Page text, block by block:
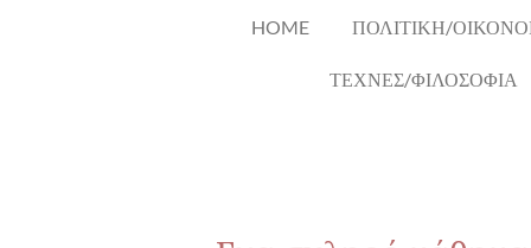
HOME ΠΟΛΙΤΙΚΗ/
ΤΕΧΝΕΣ/ΦΙΛΟΣΟΦΙΑ